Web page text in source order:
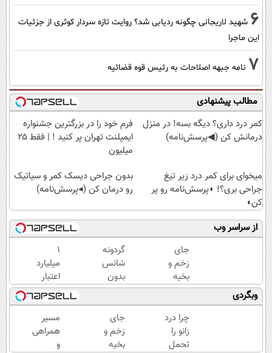
6 شهید لاریجانی چگونه ردیابی شد؟ روایت تازه سردار کوثری از جزئیات
این ماجرا
7 نامه جبهه اصلاحات به رئیس قوه قضائیه
مطالب پیشنهادی
کمر درد داری؟ دیگه بسه! در منزل
درمانش کن (◀پرسش‌نامه)
فرم خود را در بزرگترین جشنواره
ایمپلنت تهران پر کنید ! | فقط ۲۵
میلیون
میخوای برای کمر درد زیر تیغ
جراحی بری؟! ◗پرسش‌نامه رو پر
کن◖
بدون جراحی دیسک کمر و سیاتیک
رو درمان کن (◂پرسش‌نامه)
از سراسر وب
جای
زخم و
بخیه
داری؟؟
3
هفته‌ای
محوش
کن!
گردونه
شانس
بدون
پوچ از
PS5
تا
آیفون17
و بیت
۱
میلیارد
اعتبار
خرید
طلا |
بدون
ضامن
و چک
وبگردی
چرا درد
زانو را
تحمل
جای
زخم و
بخیه
مسیر
همراهی
و